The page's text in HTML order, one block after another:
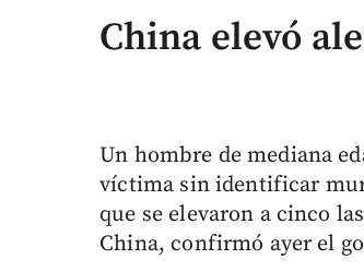
China elevó
Un hombre de mediana
víctima sin identificar
que se elevaron a cinco
China, confirmó ayer el